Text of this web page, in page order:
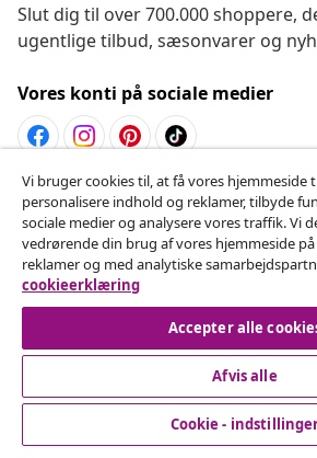
Slut dig til over 700.000 shoppere,
ugentlige tilbud, sæsonvarer og
Vores konti på sociale medier
Fortryd køb
Indsend en anmodning om at
Virksomhed
Vi bruger cookies til, at få vores
personalisere indhold og reklamer, tilbyde
sociale medier og analysere vores traffik. Vi
vedrørende din brug af vores hjemmeside på
reklamer og med analytiske
cookieerklæring
Accepter alle
Afvis alle
Cookie -